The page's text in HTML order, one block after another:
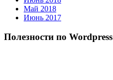
Май 2018
Июнь 2017
Полезности по Wordpress